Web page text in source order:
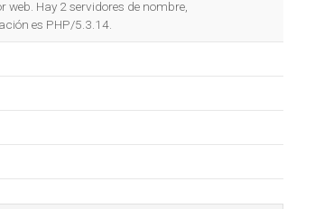
Hay 2 servidores de nombre,
es PHP/5.3.14.